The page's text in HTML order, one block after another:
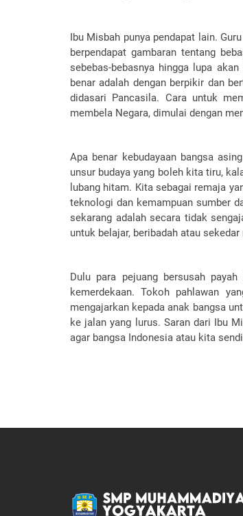
Ibu Misbah punya pendapat lain.
berpendapat gambaran tentang
sebebas-bebasnya hingga lupa
benar adalah dengan berpikir dan
didasari Pancasila. Cara untuk
membela Negara, dimulai dengan
Apa benar kebudayaan bangsa
unsur budaya yang boleh kita tiru,
lubang hitam. Kita sebagai remaja
teknologi dan kemampuan sumber
sekarang adalah secara tidak
untuk belajar, beribadah atau
Dulu para pejuang bersusah
kemerdekaan. Tokoh pahlawan
mengajarkan kepada anak bangsa
ke jalan yang lurus. Saran dari Ibu
agar bangsa Indonesia atau kita